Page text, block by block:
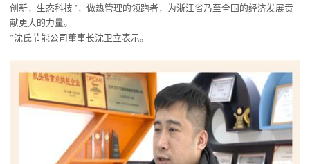
创新，生态科技 ’，做热管理的领跑者，为浙江省乃至全国的经济发展贡
献更大的力量。
”沈氏节能公司董事长沈卫立表示。